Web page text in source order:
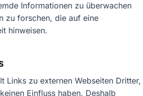
Informationen zu überwachen
zu forschen, die auf eine
hinweisen.
Links zu externen Webseiten Dritter,
Einfluss haben. Deshalb